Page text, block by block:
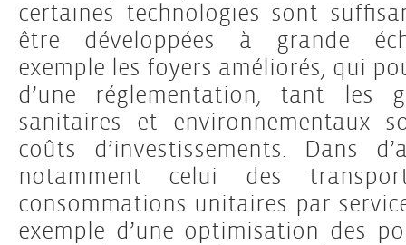
certaines technologies sont
être développées à grande
exemple les foyers améliorés, qui
d’une réglementation, tant les
sanitaires et environnementaux
coûts d’investissements. Dans
notamment celui des
consommations unitaires par
exemple d’une optimisation des